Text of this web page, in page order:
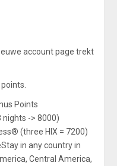
account page trekt
Points
nights -> 8000)
® (three HIX = 7200)
in any country in
Central America,